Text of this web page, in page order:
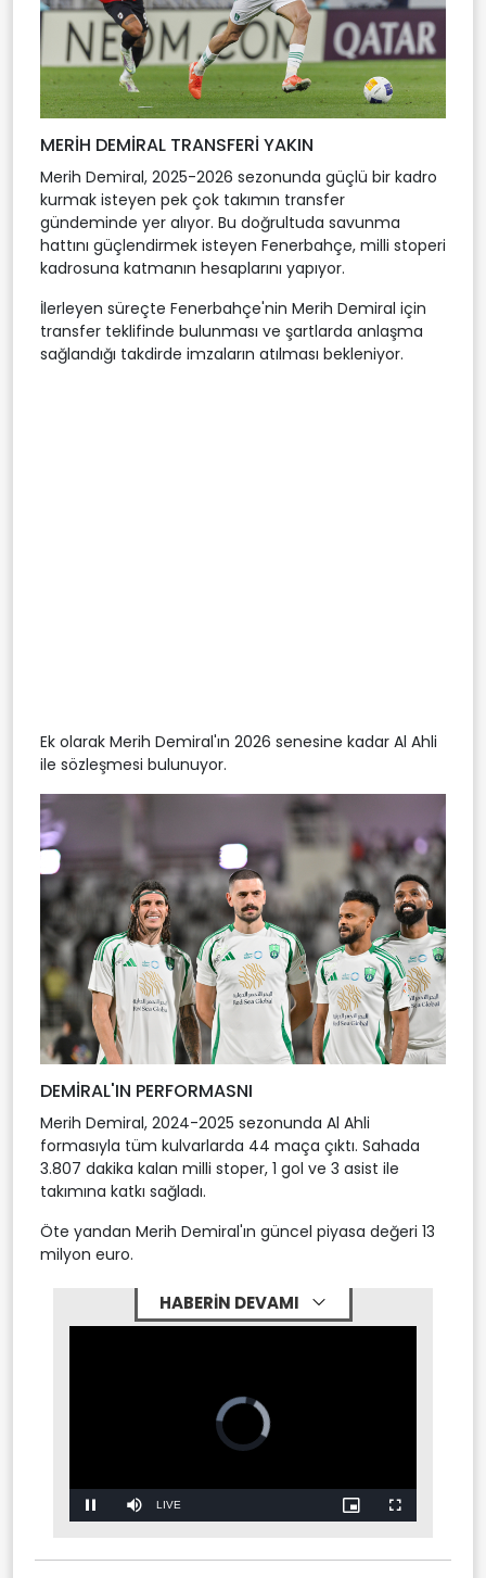
MERİH DEMİRAL TRANSFERİ YAKIN
Merih Demiral, 2025-2026 sezonunda güçlü bir kadro
kurmak isteyen pek çok takımın transfer
gündeminde yer alıyor. Bu doğrultuda savunma
hattını güçlendirmek isteyen Fenerbahçe, milli stoperi
kadrosuna katmanın hesaplarını yapıyor.
İlerleyen süreçte Fenerbahçe'nin Merih Demiral için
transfer teklifinde bulunması ve şartlarda anlaşma
sağlandığı takdirde imzaların atılması bekleniyor.
Ek olarak Merih Demiral'ın 2026 senesine kadar Al Ahli
ile sözleşmesi bulunuyor.
DEMİRAL'IN PERFORMASNI
Merih Demiral, 2024-2025 sezonunda Al Ahli
formasıyla tüm kulvarlarda 44 maça çıktı. Sahada
3.807 dakika kalan milli stoper, 1 gol ve 3 asist ile
takımına katkı sağladı.
Öte yandan Merih Demiral'ın güncel piyasa değeri 13
milyon euro.
HABERİN DEVAMI
Video
Player
is
loading.
Pause Mute Stream
LIVE
Picture-
in-
Fullscreen